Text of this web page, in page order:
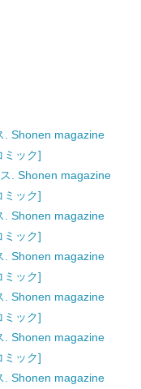
. Shonen magazine
ミック]
. Shonen magazine
ミック]
. Shonen magazine
ミック]
. Shonen magazine
ミック]
. Shonen magazine
ミック]
. Shonen magazine
ミック]
. Shonen magazine